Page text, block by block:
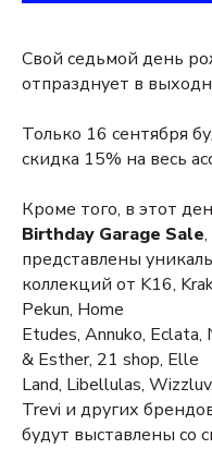
Свой седьмой день
отпразднует в
Только 16 сентября
скидка 15% на весь
Кроме того, в этот
Birthday Garage Sale
представлены
коллекций от K16,
Pekun, Home
Etudes, Annuko, Eclata,
& Esther, 21 shop, Elle
Land, Libellulas,
Trevi и других
будут выставлены со